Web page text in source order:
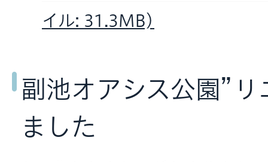
イル: 31.3MB)
副池オアシス公園”リ
ました